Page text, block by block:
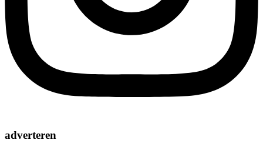
adverteren